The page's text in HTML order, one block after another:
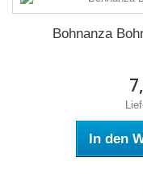
Bohnanza
In den